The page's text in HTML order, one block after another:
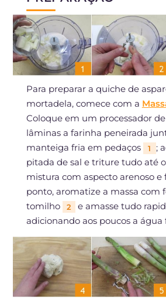
Para preparar a quiche de
mortadela, comece com a
Coloque em um processador
lâminas a farinha peneirada
manteiga fria em pedaços
1
;
pitada de sal e triture tudo até
mistura com aspecto arenoso e
ponto, aromatize a massa com
tomilho
2
e amasse tudo
adicionando aos poucos a água